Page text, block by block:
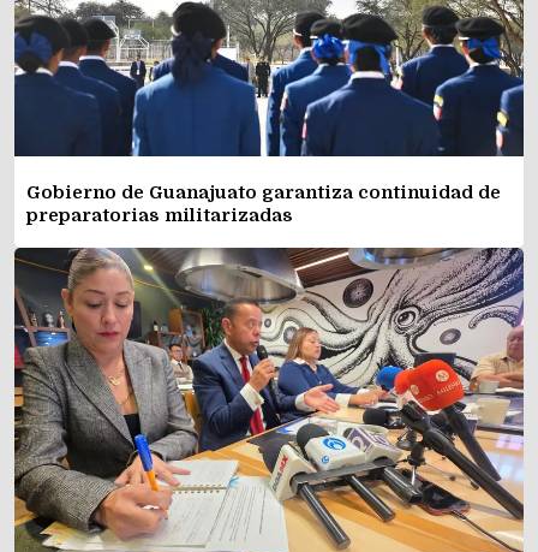
Gobierno de Guanajuato garantiza continuidad de
preparatorias militarizadas